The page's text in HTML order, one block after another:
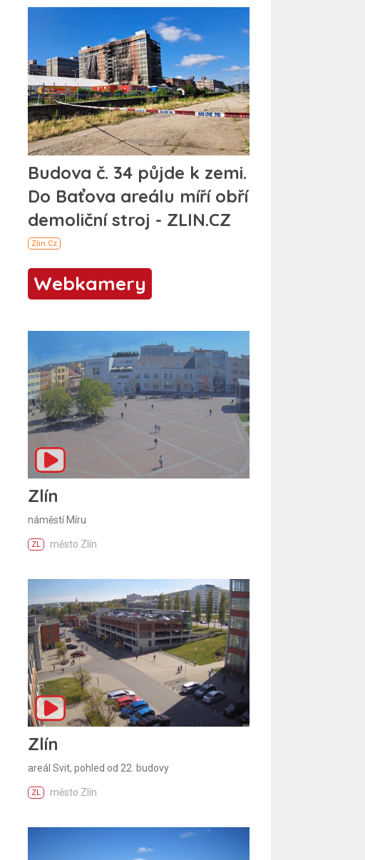
Webkamery
Zlín
náměstí Míru
ZL město Zlín
Zlín
areál Svit, pohled od 22. budovy
ZL město Zlín